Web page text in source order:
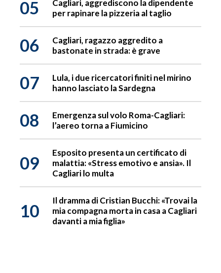
05
Cagliari, aggrediscono la dipendente
per rapinare la pizzeria al taglio
06
Cagliari, ragazzo aggredito a
bastonate in strada: è grave
07
Lula, i due ricercatori finiti nel mirino
hanno lasciato la Sardegna
08
Emergenza sul volo Roma-Cagliari:
l’aereo torna a Fiumicino
09
Esposito presenta un certificato di
malattia: «Stress emotivo e ansia». Il
Cagliari lo multa
10
Il dramma di Cristian Bucchi: «Trovai la
mia compagna morta in casa a Cagliari
davanti a mia figlia»